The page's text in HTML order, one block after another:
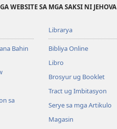
WEBSITE SA MGA SAKSI NI JEHOVA
Bahin
sa
Librarya
Bibliya Online
Libro
Brosyur ug Booklet
Tract ug Imbitasyon
Serye sa mga Artikulo
Magasin